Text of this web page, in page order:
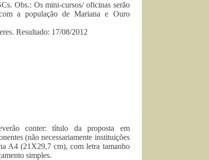
Obs.: Os mini-cursos/ oficinas serão
a população de Mariana e Ouro
Resultado: 17/08/2012
conter: título da proposta em
(não necessariamente instituições
A4 (21X29,7 cm), com letra tamanho
simples.